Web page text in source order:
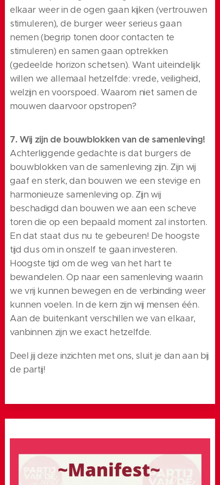
elkaar weer in de ogen gaan kijken (vertrouwen
stimuleren), de burger weer serieus gaan
nemen (begrip tonen door contacten te
stimuleren) en samen gaan optrekken
(gedeelde horizon schetsen). Want uiteindelijk
willen we allemaal hetzelfde: vrede, veiligheid,
welzijn en voorspoed. Waarom niet samen de
mouwen daarvoor opstropen?
7. Wij zijn de bouwblokken van de samenleving!
Achterliggende gedachte is dat burgers de
bouwblokken van de samenleving zijn. Zijn wij
gaaf en sterk, dan bouwen we een stevige en
harmonieuze samenleving op. Zijn wij
beschadigd dan bouwen we aan een scheve
toren die op een bepaald moment zal instorten.
En dat staat dus nu te gebeuren! De hoogste
tijd dus om in onszelf te gaan investeren.
Hoogste tijd om de weg van het hart te
bewandelen. Op naar een samenleving waarin
we vrij kunnen bewegen en de verbinding weer
kunnen voelen. In de kern zijn wij mensen één.
Aan de buitenkant verschillen we van elkaar,
vanbinnen zijn we exact hetzelfde.
Deel jij deze inzichten met ons, sluit je dan aan bij
de partij!